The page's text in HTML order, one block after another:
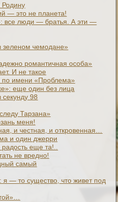
— это не планета!
все люди — братья. А эти —
зеленом чемодане»
романтичная особа»
И не такое
по имени «Проблема»
еще один без лица
98
Тарзана»
меня!
и честная, и откровенная…
и один джерри
еще та!..
не вредно!
самый
я — то существо, что живет под